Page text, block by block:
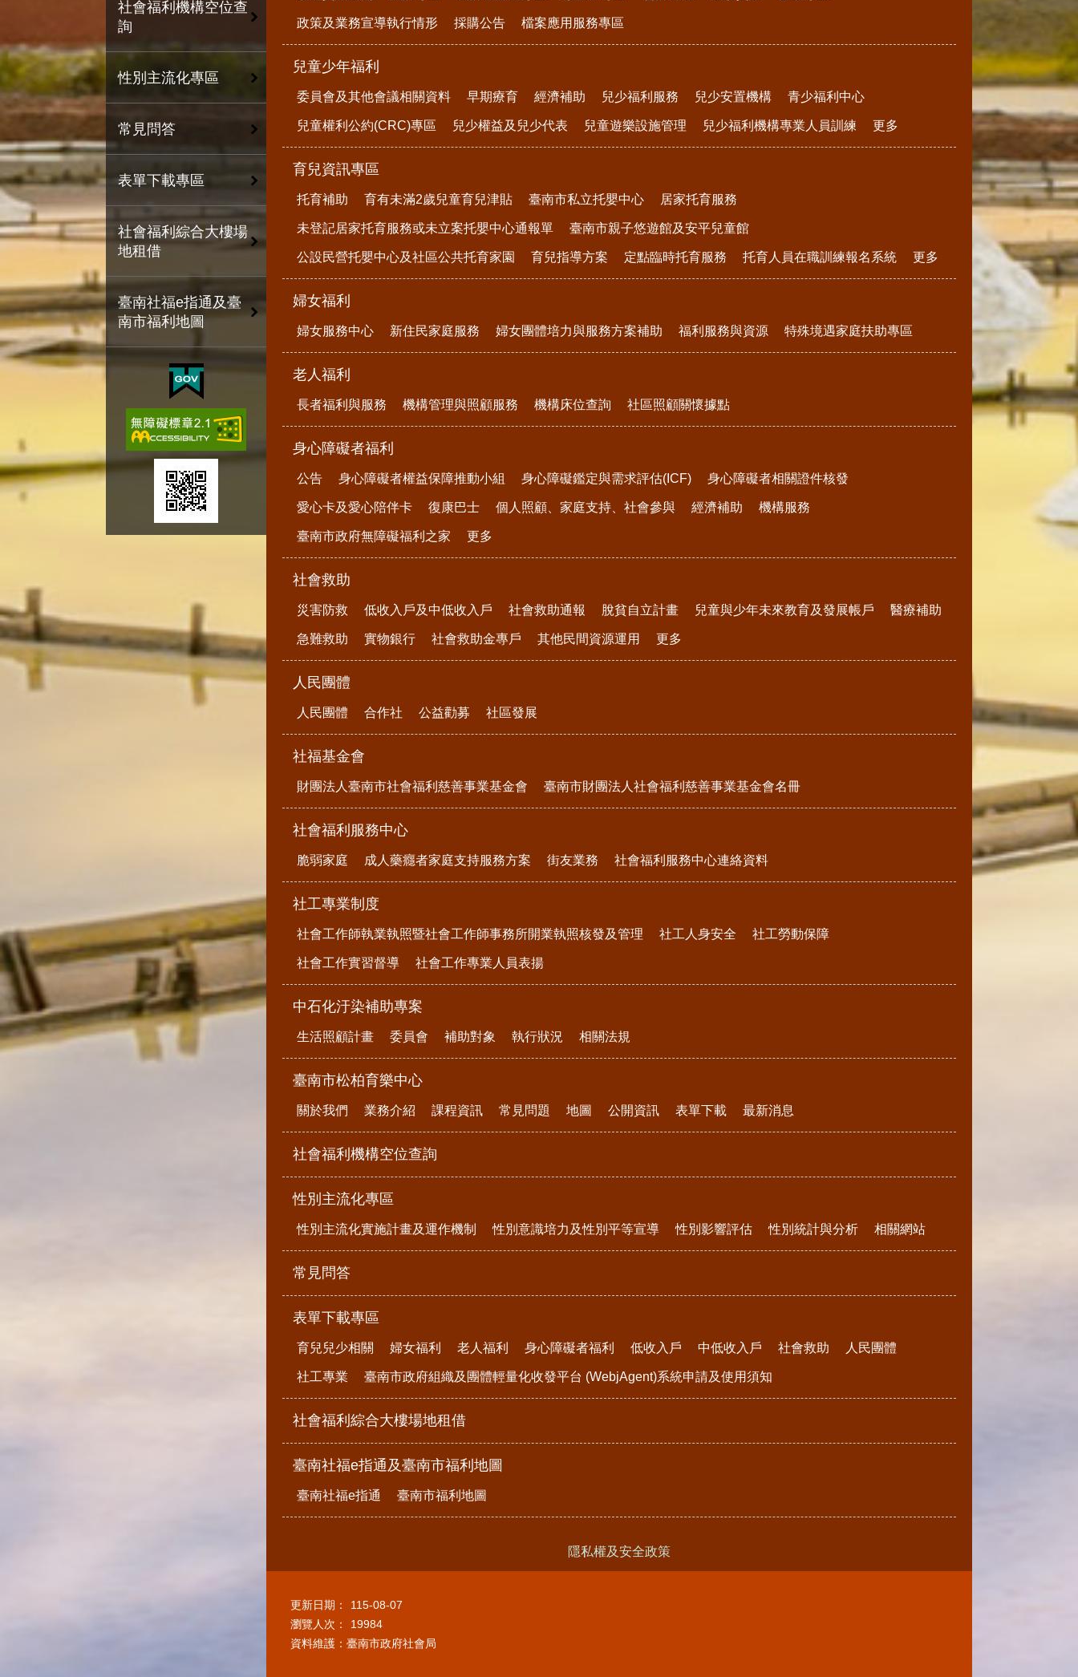
社會福利機構空位查
詢
性別主流化專區
常見問答
表單下載專區
社會福利綜合大樓場
地租借
臺南社福e指通及臺
南市福利地圖
政策及業務宣導執行情形 採購公告 檔案應用服務專區
兒童少年福利
委員會及其他會議相關資料 早期療育 經濟補助 兒少福利服務 兒少安置機構 青少福利中心
兒童權利公約(CRC)專區 兒少權益及兒少代表 兒童遊樂設施管理 兒少福利機構專業人員訓練 更多
育兒資訊專區
托育補助 育有未滿2歲兒童育兒津貼 臺南市私立托嬰中心 居家托育服務
未登記居家托育服務或未立案托嬰中心通報單 臺南市親子悠遊館及安平兒童館
公設民營托嬰中心及社區公共托育家園 育兒指導方案 定點臨時托育服務 托育人員在職訓練報名系統 更多
婦女福利
婦女服務中心 新住民家庭服務 婦女團體培力與服務方案補助 福利服務與資源 特殊境遇家庭扶助專區
老人福利
長者福利與服務 機構管理與照顧服務 機構床位查詢 社區照顧關懷據點
身心障礙者福利
公告 身心障礙者權益保障推動小組 身心障礙鑑定與需求評估(ICF) 身心障礙者相關證件核發
愛心卡及愛心陪伴卡 復康巴士 個人照顧、家庭支持、社會參與 經濟補助 機構服務
臺南市政府無障礙福利之家 更多
社會救助
災害防救 低收入戶及中低收入戶 社會救助通報 脫貧自立計畫 兒童與少年未來教育及發展帳戶 醫療補助
急難救助 實物銀行 社會救助金專戶 其他民間資源運用 更多
人民團體
人民團體 合作社 公益勸募 社區發展
社福基金會
財團法人臺南市社會福利慈善事業基金會 臺南市財團法人社會福利慈善事業基金會名冊
社會福利服務中心
脆弱家庭 成人藥癮者家庭支持服務方案 街友業務 社會福利服務中心連絡資料
社工專業制度
社會工作師執業執照暨社會工作師事務所開業執照核發及管理 社工人身安全 社工勞動保障
社會工作實習督導 社會工作專業人員表揚
中石化汙染補助專案
生活照顧計畫 委員會 補助對象 執行狀況 相關法規
臺南市松柏育樂中心
關於我們 業務介紹 課程資訊 常見問題 地圖 公開資訊 表單下載 最新消息
社會福利機構空位查詢
性別主流化專區
性別主流化實施計畫及運作機制 性別意識培力及性別平等宣導 性別影響評估 性別統計與分析 相關網站
常見問答
表單下載專區
育兒兒少相關 婦女福利 老人福利 身心障礙者福利 低收入戶 中低收入戶 社會救助 人民團體
社工專業 臺南市政府組織及團體輕量化收發平台 (WebjAgent)系統申請及使用須知
社會福利綜合大樓場地租借
臺南社福e指通及臺南市福利地圖
臺南社福e指通 臺南市福利地圖
隱私權及安全政策
更新日期：
115-08-07
瀏覽人次：
19984
資料維護：臺南市政府社會局